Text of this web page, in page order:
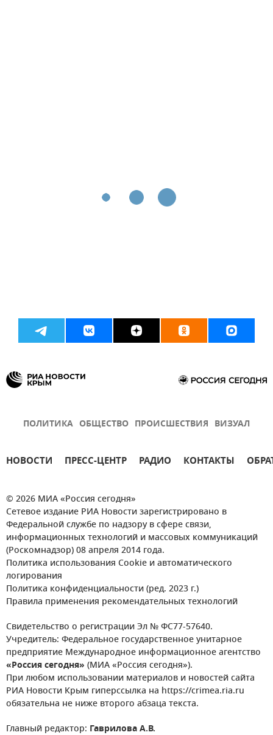
ПОЛИТИКА ОБЩЕСТВО ПРОИСШЕСТВИЯ ВИЗУАЛ
НОВОСТИ ПРЕСС-ЦЕНТР РАДИО КОНТАКТЫ
© 2026 МИА «Россия сегодня»
Сетевое издание РИА Новости зарегистрировано в
Федеральной службе по надзору в сфере связи,
информационных технологий и массовых коммуникаций
(Роскомнадзор) 08 апреля 2014 года.
Политика использования Cookie и автоматического
логирования
Политика конфиденциальности (ред. 2023 г.)
Правила применения рекомендательных технологий
Свидетельство о регистрации Эл № ФС77-57640.
Учредитель: Федеральное государственное унитарное
предприятие Международное информационное агентство
«Россия сегодня» (МИА «Россия сегодня»).
При любом использовании материалов и новостей сайта
РИА Новости Крым гиперссылка на https://crimea.ria.ru
обязательна не ниже второго абзаца текста.
Главный редактор: Гаврилова А.В.